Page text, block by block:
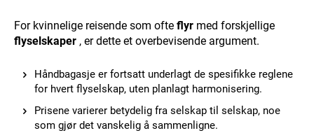
For kvinnelige reisende som ofte flyr med forskjellige
flyselskaper , er dette et overbevisende argument.
Håndbagasje er fortsatt underlagt de spesifikke reglene
for hvert flyselskap, uten planlagt harmonisering.
Prisene varierer betydelig fra selskap til selskap, noe
som gjør det vanskelig å sammenligne.